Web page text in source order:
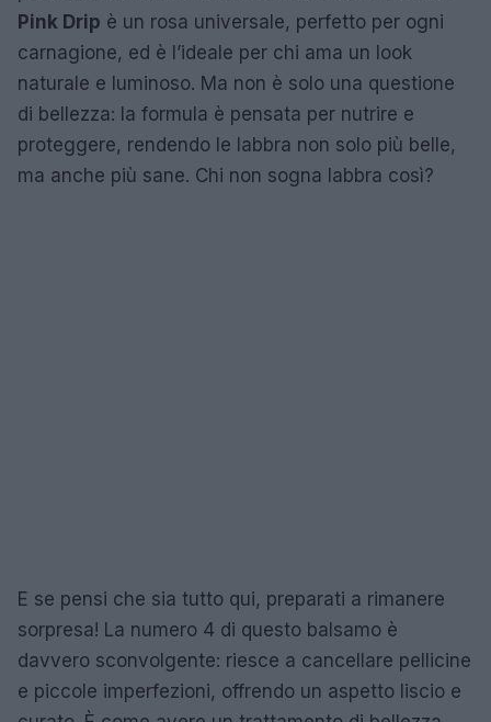
Pink Drip è un rosa universale, perfetto per ogni
carnagione, ed è l’ideale per chi ama un look
naturale e luminoso. Ma non è solo una questione
di bellezza: la formula è pensata per nutrire e
proteggere, rendendo le labbra non solo più belle,
ma anche più sane. Chi non sogna labbra così?
E se pensi che sia tutto qui, preparati a rimanere
sorpresa! La numero 4 di questo balsamo è
davvero sconvolgente: riesce a cancellare pellicine
e piccole imperfezioni, offrendo un aspetto liscio e